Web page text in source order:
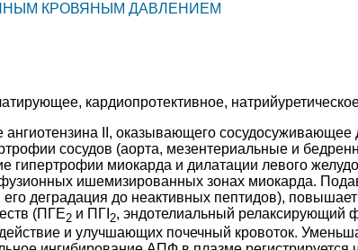
КРОВЯНЫМ ДАВЛЕНИЕМ
кардиопротективное,
ангиотензина II, оказывающего
сосудов (аорта, мезентериальные и
гипертрофии миокарда и дилатации левого
ишемизированных зонах миокарда.
деградация до неактивных пептидов),
(ПГЕ2и ПГI 2, эндотелиальный релаксирующий
и улучшающих почечный кровоток.